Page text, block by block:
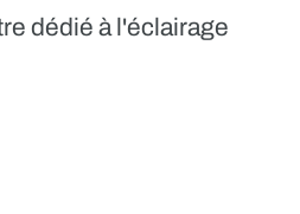
dédié à l'éclairage